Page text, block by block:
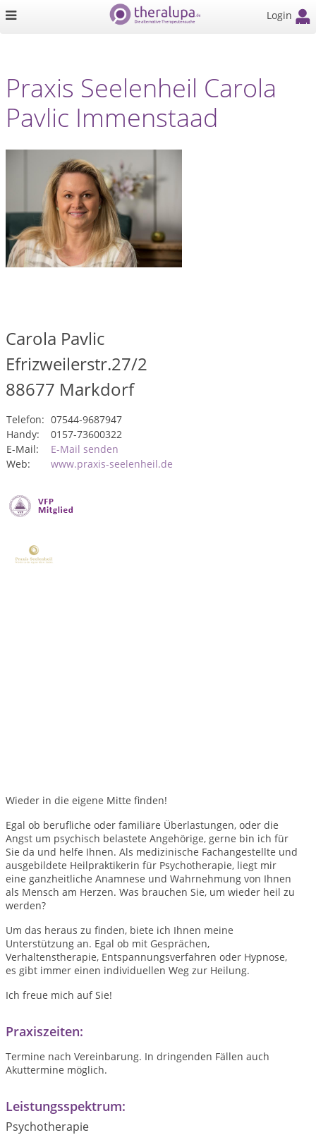
Login
Praxis Seelenheil Carola
Pavlic Immenstaad
Carola Pavlic
Efrizweilerstr.27/2
88677 Markdorf
Telefon: 07544-9687947
Handy:
0157-73600322
E-Mail:
E-Mail senden
Web:
www.praxis-seelenheil.de
Wieder in die eigene Mitte finden!
Egal ob berufliche oder familiäre Überlastungen, oder die
Angst um psychisch belastete Angehörige, gerne bin ich für
Sie da und helfe Ihnen. Als medizinische Fachangestellte und
ausgebildete Heilpraktikerin für Psychotherapie, liegt mir
eine ganzheitliche Anamnese und Wahrnehmung von Ihnen
als Mensch am Herzen. Was brauchen Sie, um wieder heil zu
werden?
Um das heraus zu finden, biete ich Ihnen meine
Unterstützung an. Egal ob mit Gesprächen,
Verhaltenstherapie, Entspannungsverfahren oder Hypnose,
es gibt immer einen individuellen Weg zur Heilung.
Ich freue mich auf Sie!
Praxiszeiten:
Termine nach Vereinbarung. In dringenden Fällen auch
Akuttermine möglich.
Leistungsspektrum:
Psychotherapie